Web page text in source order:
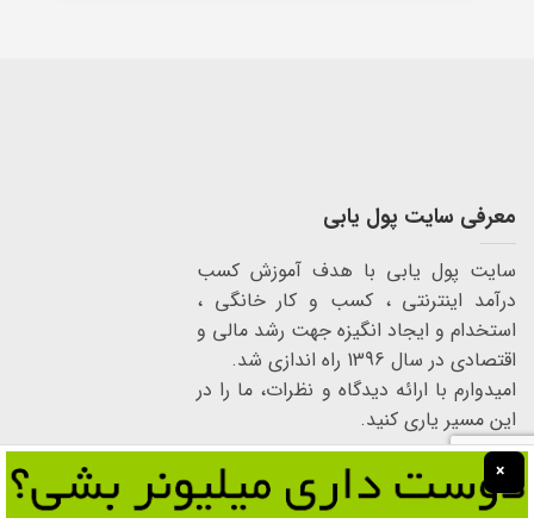
معرفی سایت پول یابی
سایت پول یابی با هدف آموزش کسب
درآمد اینترنتی ، کسب و کار خانگی ،
استخدام و ایجاد انگیزه جهت رشد مالی و
اقتصادی در سال 1396 راه اندازی شد.
امیدوارم با ارائه دیدگاه و نظرات، ما را در
این مسیر یاری کنید.
شماره تماس : 09308804626 ×